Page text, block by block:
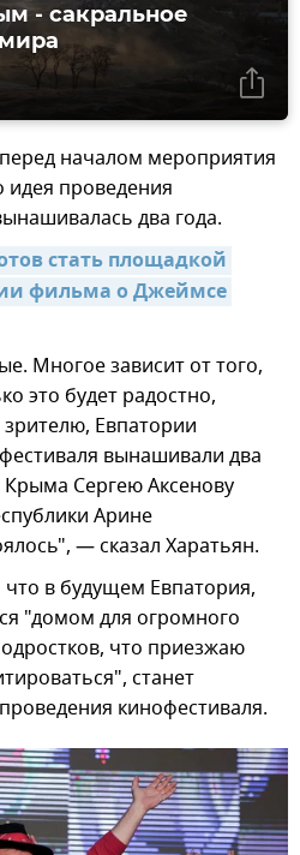
- сакральное
началом мероприятия
идея проведения
два года.
стать площадкой
фильма о Джеймсе
Многое зависит от того,
это будет радостно,
Евпатории
вынашивали два
Крыма Сергею Аксенову
Арине
— сказал Харатьян.
в будущем Евпатория,
"домом для огромного
что приезжаю
станет
кинофестиваля.